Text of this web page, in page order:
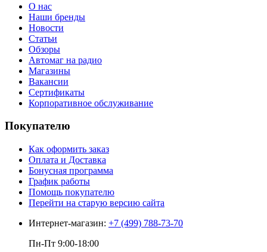
О нас
Наши бренды
Новости
Статьи
Обзоры
Автомаг на радио
Магазины
Вакансии
Сертификаты
Корпоративное обслуживание
Покупателю
Как оформить заказ
Оплата и Доставка
Бонусная программа
График работы
Помощь покупателю
Перейти на старую версию сайта
Интернет-магазин: +7 (499) 788-73-70
Пн-Пт 9:00-18:00